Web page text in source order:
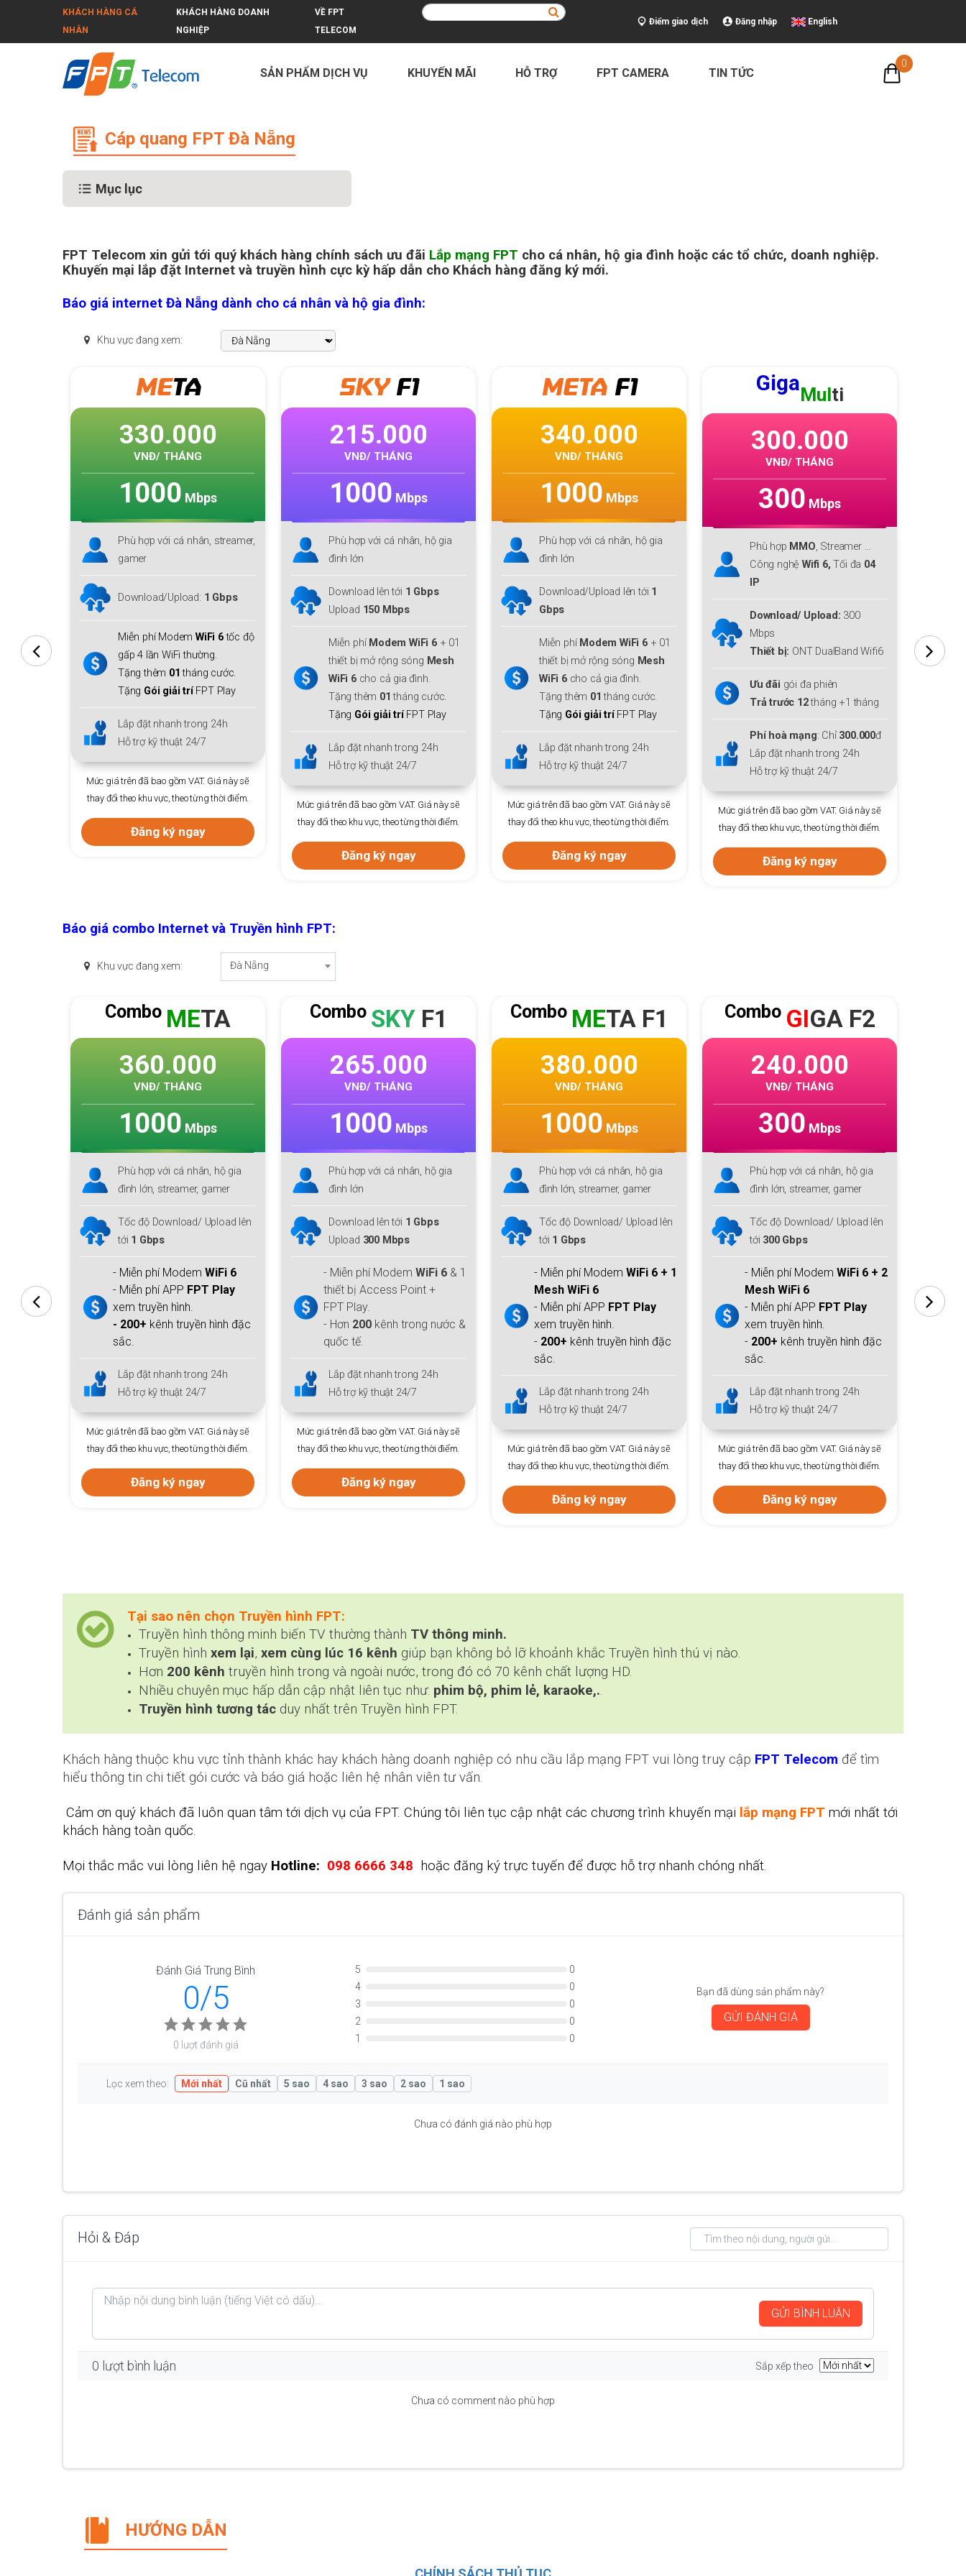
KHÁCH HÀNG CÁ
NHÂN
KHÁCH HÀNG DOANH
NGHIỆP
VỀ FPT
TELECOM
Điểm giao dịch Đăng nhập English
SẢN PHẨM DỊCH VỤ KHUYẾN MÃI HỖ TRỢ FPT CAMERA TIN TỨC
0
Cáp quang FPT Đà Nẵng
Mục lục
FPT Telecom xin gửi tới quý khách hàng chính sách ưu đãi Lắp mạng FPT cho cá nhân, hộ gia đình hoặc các tổ chức, doanh nghiệp.
Khuyến mại lắp đặt Internet và truyền hình cực kỳ hấp dẫn cho Khách hàng đăng ký mới.
Báo giá internet Đà Nẵng dành cho cá nhân và hộ gia đình:
Khu vực đang xem:
tốc độ
SKYF1
215.000
VNĐ/ THÁNG
1000 Mbps
Phù hợp với cá nhân, hộ gia
đình lớn
Download lên tới
1 Gbps
Miễn phí Modem WiFi 6+ 01
thiết bị mở rộng sóngMesh
WiFi 6 cho cả gia đình.
Tặng thêm01 tháng cước.
Lắp đặt nhanh trong 24h
Hỗ trợ kỹ thuật 24/7
Mức giá trên đã bao gồm VAT. Giá này sẽ
thay đổi theo khu vực, theo từng thời điểm.
METAF1
340.000
VNĐ/ THÁNG
1000 Mbps
Phù hợp với cá nhân, hộ gia
đình lớn
Download/Upload lên tới
Gbps
Miễn phí Modem WiFi 6 + 01
thiết bị mở rộng sóng Mesh
WiFi 6 cho cả gia đình.
Tặng thêm 01tháng cước.
Tặng Gói giải tríFPT Play
Lắp đặt nhanh trong 24h
Hỗ trợ kỹ thuật 24/7
Mức giá trên đã bao gồm VAT. Giá này sẽ
thay đổi theo khu vực, theo từng thời điểm.
Đăng ký ngay
GigaMulti
300.000
VNĐ/ THÁNG
300Mbps
Phù hợp MMO , Streamer ...
Công nghệ
Download/ Upload:
Thiết bị:
Ưu đãigói đa phiên
Trả trước 12 tháng +1 tháng
Lắp đặt nhanh trong 24h
Hỗ trợ kỹ thuật 24/7
Mức giá trên đã bao gồm VAT. Giá này sẽ
thay đổi theo khu vực, theo từng thời điểm.
Đăng ký ngay
GIGAF1
205.000
VNĐ/ THÁNG
300 Mbps
Phù hợp với cá nhân, hộ gia
đình lớn
Upload
300 Mbps
Miễn phí
thiết bị mở rộng sóng
WiFi 6 cho cả gia đình.
Tặng thêm01tháng cước.
Lắp đặt nhanh trong 24h
Hỗ trợ kỹ thuật 24/7
Mức giá trên đã bao gồm VAT. Giá này sẽ
thay đổi theo khu vực, theo từng thời điểm.
Đăng ký ngay
Báo giá combo Internet và Truyền hình FPT:
Khu vực đang xem: Đà Nẵng
ComboSKYF1
265.000
VNĐ/ THÁNG
1000 Mbps
Phù hợp với cá nhân, hộ gia
đình lớn
Download lên tới1 Gbps
Upload300 Mbps
- Miễn phí Modem WiFi 6
thiết bị Access Point +
FPT Play.
- Hơn200kênh trong nước &
quốc tế.
Lắp đặt nhanh trong 24h
Hỗ trợ kỹ thuật 24/7
Mức giá trên đã bao gồm VAT. Giá này sẽ
thay đổi theo khu vực, theo từng thời điểm.
Đăng ký ngay
ComboMETA F1
380.000
VNĐ/ THÁNG
1000 Mbps
Phù hợp với cá nhân, hộ gia
đình lớn, streamer, gamer
Tốc độ Download/ Upload lên
tới 1 Gbps
- Miễn phí Modem WiFi 6 + 1
Mesh WiFi 6
- Miễn phí APP
xem truyền hình.
-200+kênh truyền hình đặc
Lắp đặt nhanh trong 24h
Hỗ trợ kỹ thuật 24/7
Mức giá trên đã bao gồm VAT. Giá này sẽ
thay đổi theo khu vực, theo từng thời điểm.
Đăng ký ngay
ComboGIGA F2
240.000
VNĐ/ THÁNG
300Mbps
Phù hợp với cá nhân, hộ gia
đình lớn, streamer, gamer
Tốc độ Download/ Upload lên
tới 300 Gbps
- Miễn phí Modem WiFi 6 + 2
Mesh WiFi 6
- Miễn phí APP FPT Play
xem truyền hình.
- 200+ kênh truyền hình đặc
sắc.
Lắp đặt nhanh trong 24h
Hỗ trợ kỹ thuật 24/7
Mức giá trên đã bao gồm VAT. Giá này sẽ
thay đổi theo khu vực, theo từng thời điểm.
Đăng ký ngay
ComboSKYF2
275.000
VNĐ/ THÁNG
1000Mbps
Phù hợp với cá nhân, hộ gia
đình lớn, streamer, gamer
Tốc độ Download/ Upload lên
tới 1 Gbps/300Mbps
- Miễn phí Modem WiFi 6 + 2
Mesh WiFi 6
- Miễn phí APP FPT Play
xem truyền hình.
- 200+ kênh truyền hình đặc
sắc.
Lắp đặt nhanh trong 24h
Hỗ trợ kỹ thuật 24/7
Mức giá trên đã bao gồm VAT. Giá này sẽ
thay đổi theo khu vực, theo từng thời điểm.
Đăng ký ngay
Tại sao nên chọn Truyền hình FPT:
Truyền hình thông minh biến TV thường thành TV thông minh.
Truyền hình xem lại, xem cùng lúc 16 kênh giúp bạn không bỏ lỡ khoảnh khắc Truyền hình thú vị nào.
Hơn 200 kênh truyền hình trong và ngoài nước, trong đó có 70 kênh chất lượng HD.
Nhiều chuyên mục hấp dẫn cập nhật liên tục như: phim bộ, phim lẻ, karaoke,..
Truyền hình tương tác duy nhất trên Truyền hình FPT.
Khách hàng thuộc khu vực tỉnh thành khác hay khách hàng doanh nghiệp có nhu cầu lắp mạng FPT vui lòng truy cập FPT Telecom để tìm
hiểu thông tin chi tiết gói cước và báo giá hoặc liên hệ nhân viên tư vấn.
Cảm ơn quý khách đã luôn quan tâm tới dịch vụ của FPT. Chúng tôi liên tục cập nhật các chương trình khuyến mại lắp mạng FPT mới nhất tới
khách hàng toàn quốc.
Mọi thắc mắc vui lòng liên hệ ngay Hotline: 098 6666 348 hoặc đăng ký trực tuyến để được hỗ trợ nhanh chóng nhất.
Đánh giá sản phẩm
Đánh Giá Trung Bình
0/5
0 lượt đánh giá
5
0
4
0
3
0
2
0
1
0
Bạn đã dùng sản phẩm này?
GỬI ĐÁNH GIÁ
Lọc xem theo: Mới nhất Cũ nhất 5 sao 4 sao 3 sao 2 sao 1 sao
Chưa có đánh giá nào phù hợp
Hỏi & Đáp
GỬI BÌNH LUẬN
0 lượt bình luận Sắp xếp theo
Chưa có comment nào phù hợp
HƯỚNG DẪN